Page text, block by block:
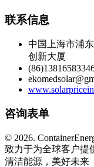
联系信息
中国上海市浦
创新大厦
咨询表单
© 2026.
致力于为全球客户提
清洁能源，美好未来